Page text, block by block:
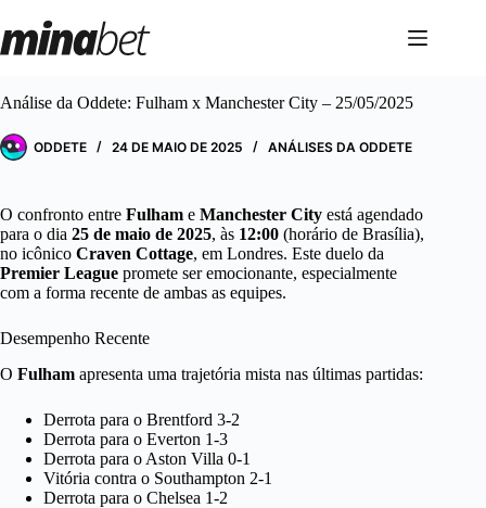
para
o
Análise da Oddete: Fulham x Manchester City – 25/05/2025
ODDETE 24 DE MAIO DE 2025 ANÁLISES DA ODDETE
O confronto entre Fulham e Manchester City está agendado
para o dia 25 de maio de 2025, às 12:00 (horário de Brasília),
no icônico Craven Cottage, em Londres. Este duelo da
Premier League promete ser emocionante, especialmente
com a forma recente de ambas as equipes.
Desempenho Recente
O Fulham apresenta uma trajetória mista nas últimas partidas:
Derrota para o Brentford 3-2
Derrota para o Everton 1-3
Derrota para o Aston Villa 0-1
Vitória contra o Southampton 2-1
Derrota para o Chelsea 1-2